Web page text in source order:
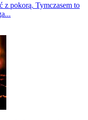
z pokorą. Tymczasem to